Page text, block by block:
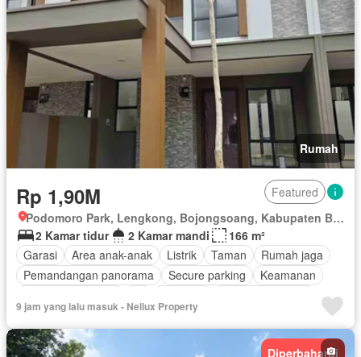
Rumah
Rp 1,90M
Featured
Podomoro Park, Lengkong, Bojongsoang, Kabupaten Bandung, Jawa Barat
2 Kamar tidur
2 Kamar mandi
166 m²
Garasi
Area anak-anak Listrik Taman
Rumah jaga
Pemandangan panorama
Secure parking
Keamanan
9 jam yang lalu masuk - Nellux Property
Diperbaharui